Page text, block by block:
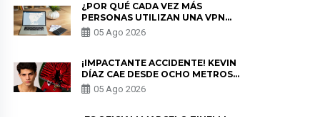
¿POR QUÉ CADA VEZ MÁS
PERSONAS UTILIZAN UNA VPN
PARA PROTEGER SU
PRIVACIDAD?
05 Ago 2026
¡IMPACTANTE ACCIDENTE! KEVIN
DÍAZ CAE DESDE OCHO METROS
EN “ESTO ES GUERRA” Y GENERA
PREOCUPACIÓN
05 Ago 2026